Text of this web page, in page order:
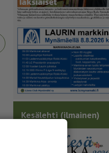
Kesälehti (ilmainen)